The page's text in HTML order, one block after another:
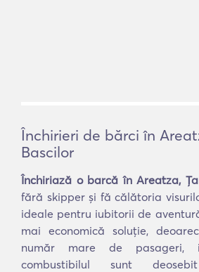
Închirieri de bărci în
Bascilor
Închiriază o barcă în Areatza,
fără skipper și fă călătoria
ideale pentru iubitorii de
mai economică soluție,
număr mare de pasageri,
combustibilul sunt